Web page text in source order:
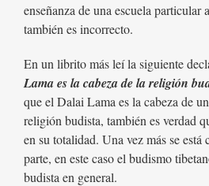
enseñanza de una escuela particular
también es incorrecto.
En un librito más leí la siguiente
Lama es la cabeza de la religión
que el Dalai Lama es la cabeza de
religión budista, también es verdad
en su totalidad. Una vez más se está
parte, en este caso el budismo
budista en general.